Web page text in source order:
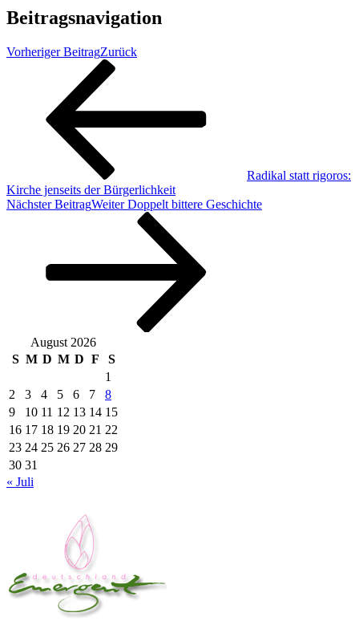
Beitragsnavigation
Vorheriger BeitragZurück
Radikal statt rigoros:
Kirche jenseits der Bürgerlichkeit
Nächster BeitragWeiter Doppelt bittere Geschichte
August 2026
S M D M D F
S
1
2
3 4 5 6 7
8
9
10 11 12 13 14 15
16 17 18 19 20 21 22
23 24 25 26 27 28 29
30 31
« Juli